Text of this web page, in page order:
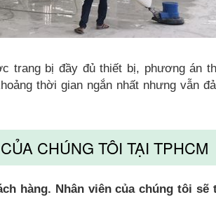
trang bị đầy đủ thiết bị, phương án
thời gian ngắn nhất nhưng vẫn
CHÚNG TÔI TẠI TPHCM
hàng. Nhân viên của chúng tôi sẽ